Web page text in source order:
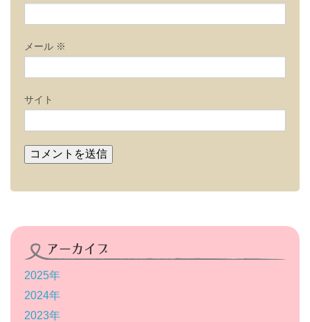
メール ※
サイト
アーカイブ
2025年
2024年
2023年